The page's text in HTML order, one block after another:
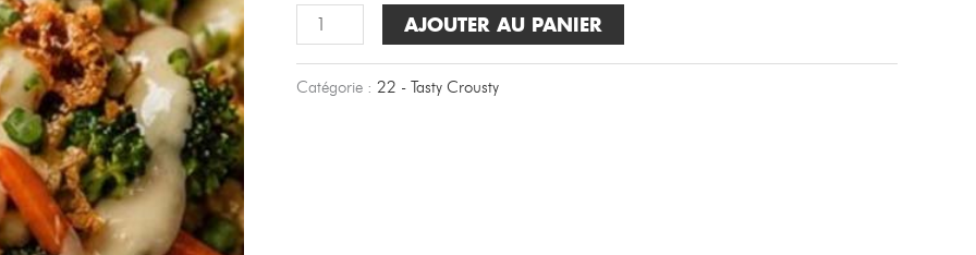
quantité
de
Végé
Croust'
AJOUTER AU PANIER
Catégorie : 22 - Tasty Crousty